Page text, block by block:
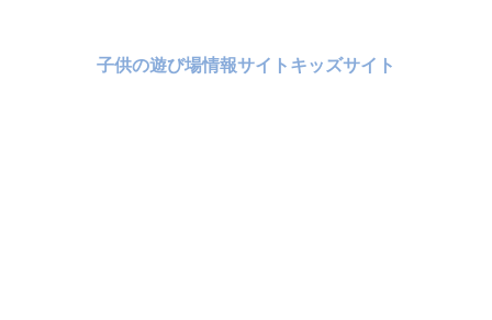
子供の遊び場情報サイトキッズサイト